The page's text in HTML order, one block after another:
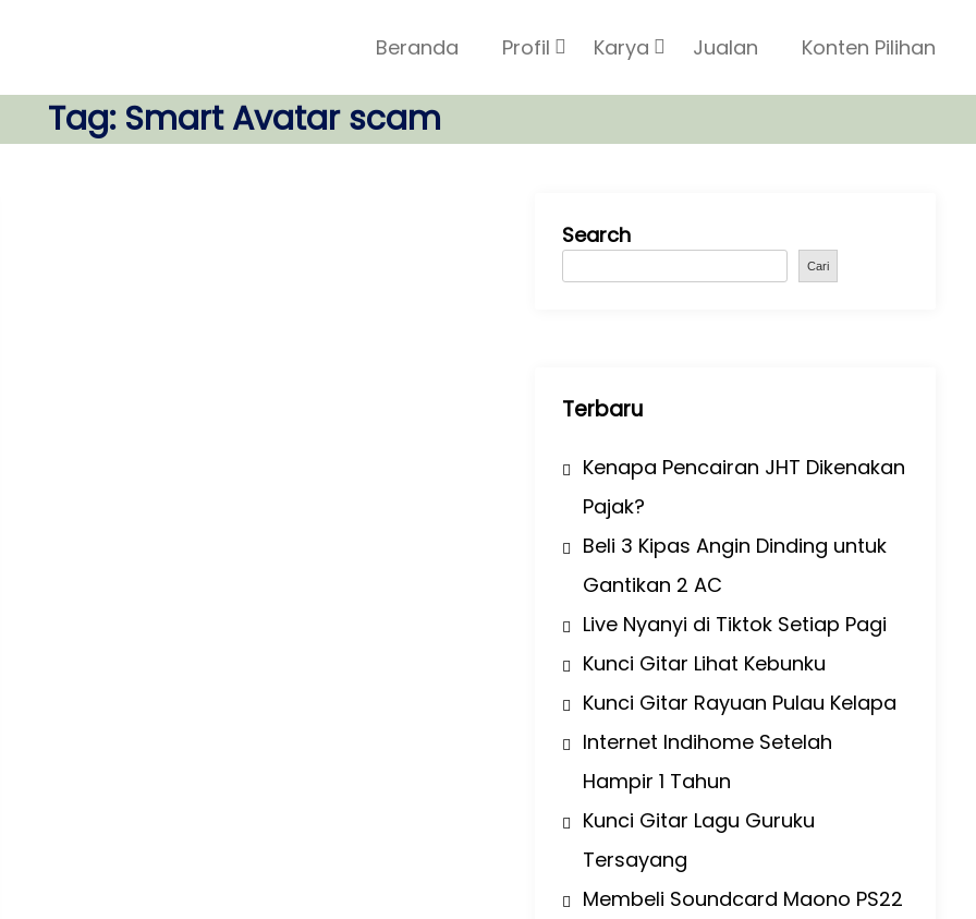
Beranda Profil Karya Jualan Konten Pilihan
Tag: Smart Avatar scam
Search
Cari
Terbaru
Kenapa Pencairan JHT Dikenakan
Pajak?
Beli 3 Kipas Angin Dinding untuk
Gantikan 2 AC
Live Nyanyi di Tiktok Setiap Pagi
Kunci Gitar Lihat Kebunku
Kunci Gitar Rayuan Pulau Kelapa
Internet Indihome Setelah
Hampir 1 Tahun
Kunci Gitar Lagu Guruku
Tersayang
Membeli Soundcard Maono PS22